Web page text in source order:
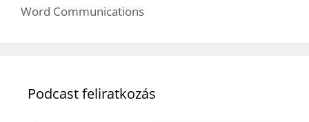
Word Communications
Podcast feliratkozás